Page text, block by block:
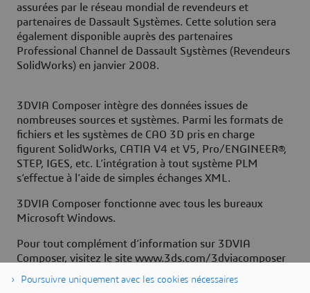
assurées par le réseau mondial de revendeurs et
partenaires de Dassault Systèmes. Cette solution sera
également disponible auprès des partenaires
Professional Channel de Dassault Systèmes (Revendeurs
SolidWorks) en janvier 2008.
3DVIA Composer intègre des données issues de
nombreuses sources et systèmes. Parmi les formats de
fichiers et les systèmes de CAO 3D pris en charge
figurent SolidWorks, CATIA V4 et V5, Pro/ENGINEER®,
STEP, IGES, etc. L’intégration à tout système PLM
s’effectue à l’aide de simples échanges XML.
3DVIA Composer fonctionne avec tous les bureaux
Microsoft Windows.
Pour tout complément d’information sur 3DVIA
Composer, visitez le site www.3ds.com/3dviacomposer
Poursuivre uniquement avec les cookies nécessaires